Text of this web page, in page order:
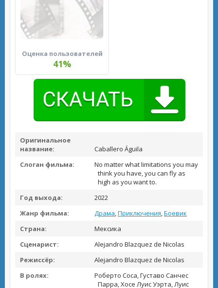
Оценка пользователей
41%
Оригинальное
название:
Caballero Águila
Слоган фильма:
No matter what limitations you may
think you have, you can fly as
high as you want to.
Год выхода:
2022
Жанр фильма:
Драма,Приключения,Боевик
Страна:
Мексика
Сценарист:
Alejandro Blazquez de Nicolas
Режиссёр:
Alejandro Blazquez de Nicolas
В ролях:
Роберто Соса, Густаво Санчес
Парра, Хосе Луис Уэрта, Луис